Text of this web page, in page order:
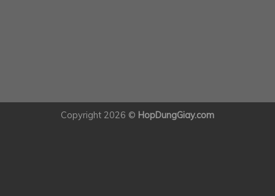
Copyright 2026 © HopDungGiay.com